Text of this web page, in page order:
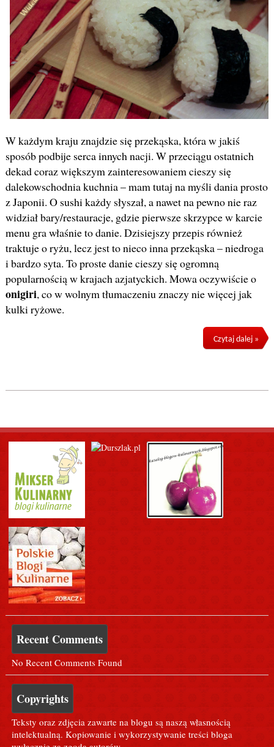
W każdym kraju znajdzie się przekąska, która w jakiś
sposób podbije serca innych nacji. W przeciągu ostatnich
dekad coraz większym zainteresowaniem cieszy się
dalekowschodnia kuchnia – mam tutaj na myśli dania prosto
z Japonii. O sushi każdy słyszał, a nawet na pewno nie raz
widział bary/restauracje, gdzie pierwsze skrzypce w karcie
menu gra właśnie to danie. Dzisiejszy przepis również
traktuje o ryżu, lecz jest to nieco inna przekąska – niedroga
i bardzo syta. To proste danie cieszy się ogromną
popularnością w krajach azjatyckich. Mowa oczywiście o
onigiri, co w wolnym tłumaczeniu znaczy nie więcej jak
kulki ryżowe.
Czytaj dalej »
Recent Comments
No Recent Comments Found
Copyrights
Teksty oraz zdjęcia zawarte na blogu są naszą własnością
intelektualną. Kopiowanie i wykorzystywanie treści bloga